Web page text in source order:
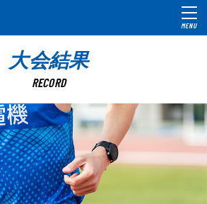
MENU
大会結果
RECORD